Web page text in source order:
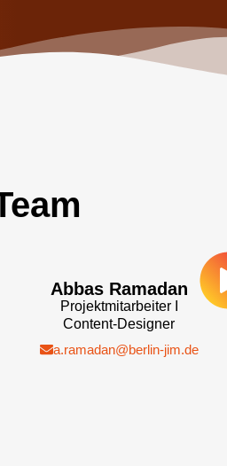
Abbas Ramadan
Projektmitarbeiter I
Content-Designer
a.ramadan@berlin-jim.de​